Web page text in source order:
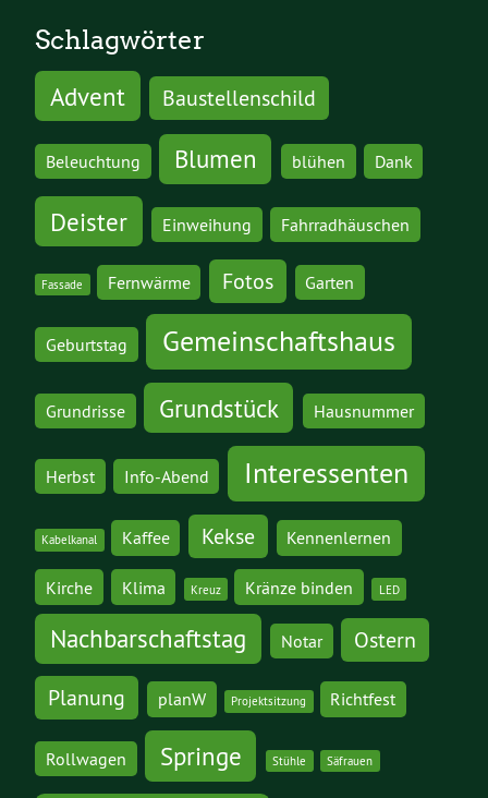
Schlagwörter
Advent
Baustellenschild
Beleuchtung Blumen blühen Dank
Deister Einweihung Fahrradhäuschen
Fassade Fernwärme Fotos Garten
Geburtstag Gemeinschaftshaus
Grundrisse Grundstück Hausnummer
Herbst Info-Abend Interessenten
Kabelkanal Kaffee Kekse Kennenlernen
Kirche Klima Kreuz Kränze binden LED
Nachbarschaftstag Notar Ostern
Planung planW Projektsitzung Richtfest
Rollwagen Springe Stühle Säfrauen